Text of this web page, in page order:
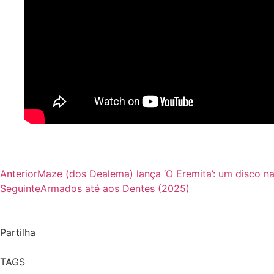
AnteriorMaze (dos Dealema) lança ‘O Eremita’: um disco
SeguinteArmados até aos Dentes (2025)
Partilha
TAGS